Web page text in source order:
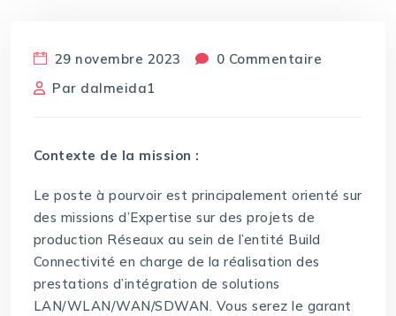
29 novembre 2023
0 Commentaire
Par dalmeida1
Contexte de la mission :
Le poste à pourvoir est principalement orienté sur
des missions d’Expertise sur des projets de
production Réseaux au sein de l’entité Build
Connectivité en charge de la réalisation des
prestations d’intégration de solutions
LAN/WLAN/WAN/SDWAN. Vous serez le garant